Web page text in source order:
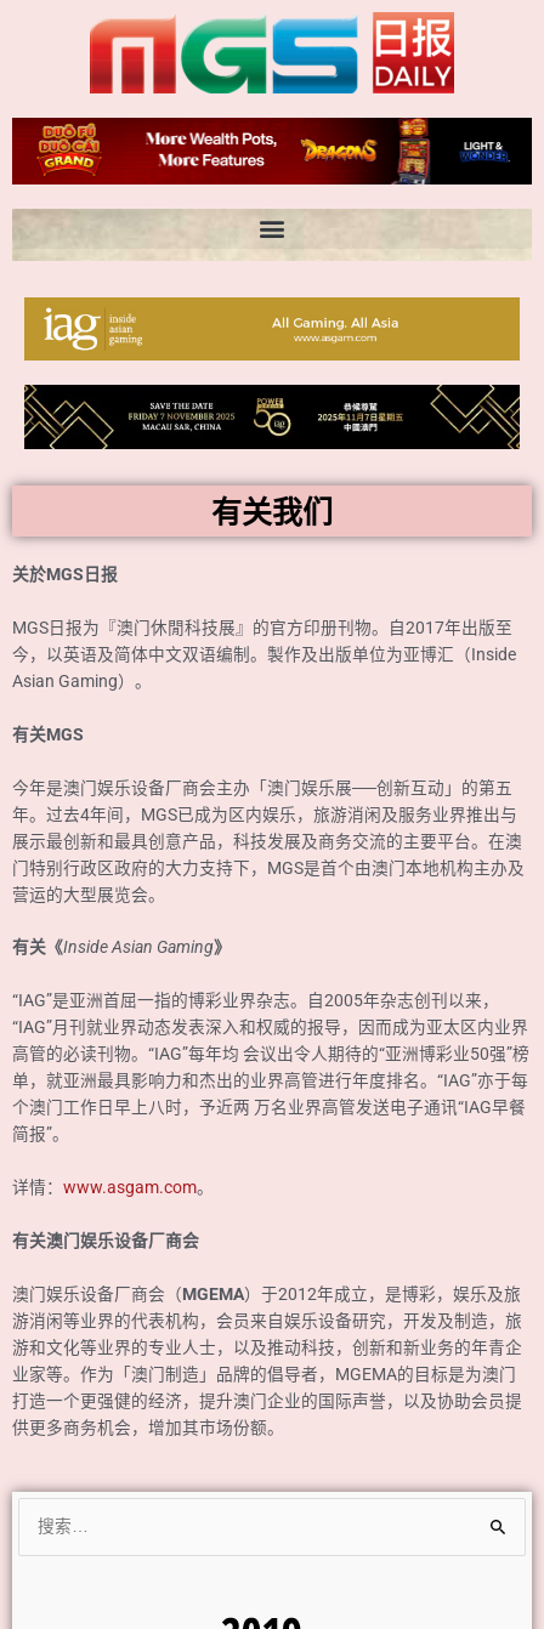
有关我们
关於MGS日报
MGS日报为『澳门休閒科技展』的官方印册刊物。自2017年出版至
今，以英语及简体中文双语编制。製作及出版单位为亚博汇（Inside
Asian Gaming）。
有关MGS
今年是澳门娱乐设备厂商会主办「澳门娱乐展──创新互动」的第五
年。过去4年间，MGS已成为区内娱乐，旅游消闲及服务业界推出与
展示最创新和最具创意产品，科技发展及商务交流的主要平台。在澳
门特别行政区政府的大力支持下，MGS是首个由澳门本地机构主办及
营运的大型展览会。
有关《Inside Asian Gaming》
“IAG”是亚洲首屈一指的博彩业界杂志。自2005年杂志创刊以来，
“IAG”月刊就业界动态发表深入和权威的报导，因而成为亚太区内业界
高管的必读刊物。“IAG”每年均 会议出令人期待的“亚洲博彩业50强”榜
单，就亚洲最具影响力和杰出的业界高管进行年度排名。“IAG”亦于每
个澳门工作日早上八时，予近两 万名业界高管发送电子通讯“IAG早餐
简报”。
详情： www.asgam.com。
有关澳门娱乐设备厂商会
澳门娱乐设备厂商会（MGEMA）于2012年成立，是博彩，娱乐及旅
游消闲等业界的代表机构，会员来自娱乐设备研究，开发及制造，旅
游和文化等业界的专业人士，以及推动科技，创新和新业务的年青企
业家等。作为「澳门制造」品牌的倡导者，MGEMA的目标是为澳门
打造一个更强健的经济，提升澳门企业的国际声誉，以及协助会员提
供更多商务机会，增加其市场份额。
索：